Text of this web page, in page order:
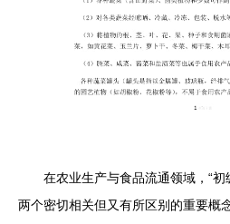
在农业生产与食品流通领域，“初
两个密切相关但又有所区别的重要概